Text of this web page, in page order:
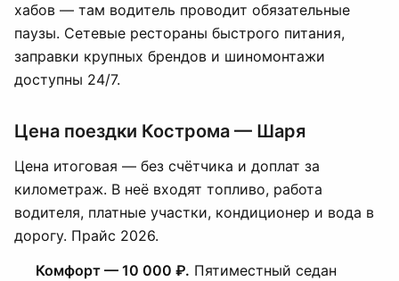
хабов — там водитель проводит обязательные
паузы. Сетевые рестораны быстрого питания,
заправки крупных брендов и шиномонтажи
доступны 24/7.
Цена поездки Кострома — Шаря
Цена итоговая — без счётчика и доплат за
километраж. В неё входят топливо, работа
водителя, платные участки, кондиционер и вода в
дорогу. Прайс 2026.
Комфорт — 10 000 ₽. Пятиместный седан